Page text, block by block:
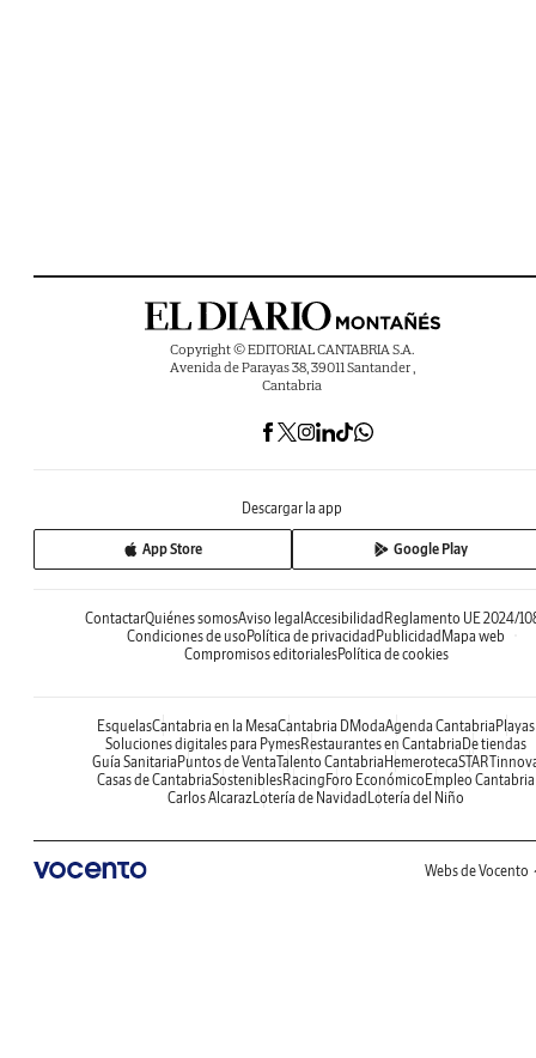
Copyright © EDITORIAL CANTABRIA S.A.
Avenida de Parayas 38, 39011 Santander ,
Cantabria
Descargar la app
App Store Google Play
ContactarQuiénes somosAviso legalAccesibilidadReglamento UE 2024/
Condiciones de usoPolítica de privacidadPublicidadMapa web
Compromisos editorialesPolítica de cookies
EsquelasCantabria en la MesaCantabria DModaAgenda CantabriaPlayas
Soluciones digitales para PymesRestaurantes en CantabriaDe tiendas
Guía SanitariaPuntos de VentaTalento CantabriaHemeroteca
Casas de CantabriaSosteniblesRacingForo EconómicoEmpleo Cantabria
Carlos AlcarazLotería de NavidadLotería del Niño
Webs de Vocento